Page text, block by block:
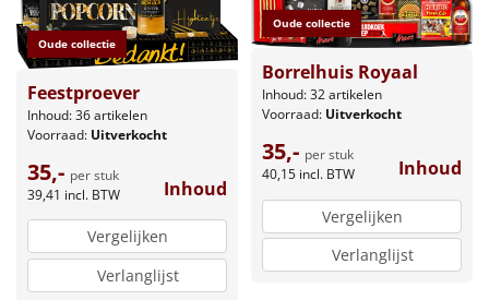
Oude collectie
Feestproever
Inhoud: 36 artikelen
Voorraad: Uitverkocht
35,- per stuk
39,41 incl. BTW Inhoud
Vergelijken
Verlanglijst
Oude collectie
Borrelhuis Royaal
Inhoud: 32 artikelen
Voorraad: Uitverkocht
35,- per stuk
40,15 incl. BTW Inhoud
Vergelijken
Verlanglijst